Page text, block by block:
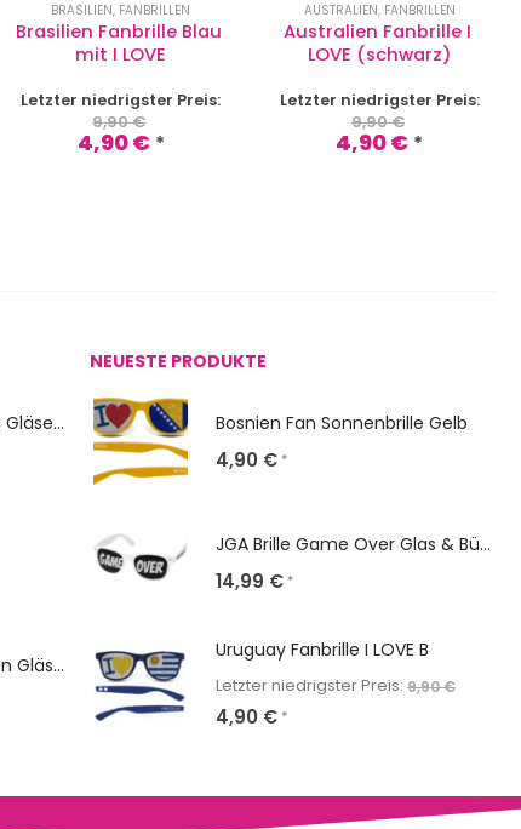
BRASILIEN, FANBRILLEN
Brasilien Fanbrille Blau
mit I LOVE
Letzter niedrigster Preis:
9,90€
4,90€ *
AUSTRALIEN, FANBRILLEN
Australien Fanbrille I
LOVE (schwarz)
Letzter niedrigster Preis:
9,90€
4,90€ *
NERD Classic: Sonnenbrille Gläser bedrucken
NERD Classic: Sonnenbrillen Gläser & Bügel bedrucken
NEUESTE PRODUKTE
Bosnien Fan Sonnenbrille Gelb
4,90 € *
JGA Brille Game Over Glas & Bügel gestalten
14,99 € *
Uruguay Fanbrille I LOVE B
Letzter niedrigster Preis: 9,90€
4,90 € *